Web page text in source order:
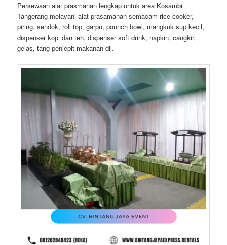
Persewaan alat prasmanan lengkap untuk area Kosambi
Tangerang melayani alat prasamanan semacam rice cooker,
piring, sendok, roll top, garpu, pounch bowl, mangkuk sup kecil,
dispenser kopi dan teh, dispenser soft drink, napkin, cangkir,
gelas, tang penjepit makanan dll.